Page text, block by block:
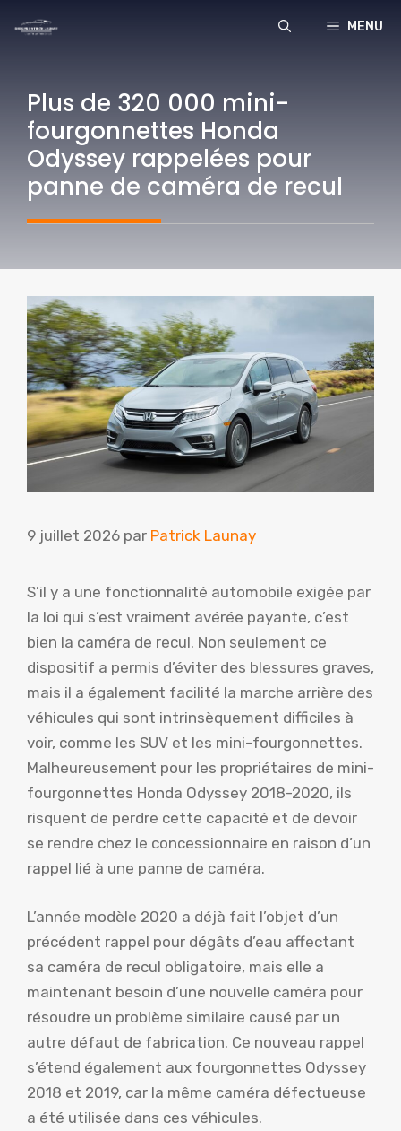
MENU
Plus de 320 000 mini-
fourgonnettes Honda
Odyssey rappelées pour
panne de caméra de recul
9 juillet 2026 par Patrick Launay
S’il y a une fonctionnalité automobile exigée par
la loi qui s’est vraiment avérée payante, c’est
bien la caméra de recul. Non seulement ce
dispositif a permis d’éviter des blessures graves,
mais il a également facilité la marche arrière des
véhicules qui sont intrinsèquement difficiles à
voir, comme les SUV et les mini-fourgonnettes.
Malheureusement pour les propriétaires de mini-
fourgonnettes Honda Odyssey 2018-2020, ils
risquent de perdre cette capacité et de devoir
se rendre chez le concessionnaire en raison d’un
rappel lié à une panne de caméra.
L’année modèle 2020 a déjà fait l’objet d’un
précédent rappel pour dégâts d’eau affectant
sa caméra de recul obligatoire, mais elle a
maintenant besoin d’une nouvelle caméra pour
résoudre un problème similaire causé par un
autre défaut de fabrication. Ce nouveau rappel
s’étend également aux fourgonnettes Odyssey
2018 et 2019, car la même caméra défectueuse
a été utilisée dans ces véhicules.